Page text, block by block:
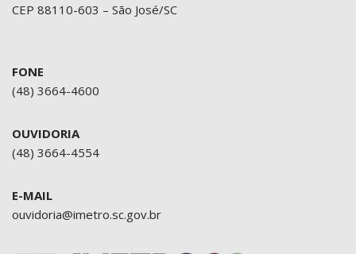
CEP 88110-603 – São José/SC
FONE
(48) 3664-4600
OUVIDORIA
(48) 3664-4554
E-MAIL
ouvidoria@imetro.sc.gov.br